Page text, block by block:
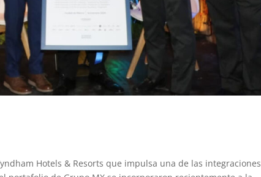
Hotels & Resorts que impulsa una de las integraciones